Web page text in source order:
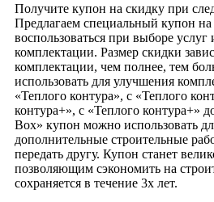
Получите купон на скидку при
Предлагаем специальный купон
воспользоваться при выборе
комплектации. Размер скидки
комплектации, чем полнее, тем
использовать для улучшения
«Теплого контура», с «Теплого
контура+», с «Теплого контура+»
Box» купон можно использовать
дополнительные строительные
передать другу. Купон станет
позволяющим сэкономить на
сохраняется в течение 3х лет.